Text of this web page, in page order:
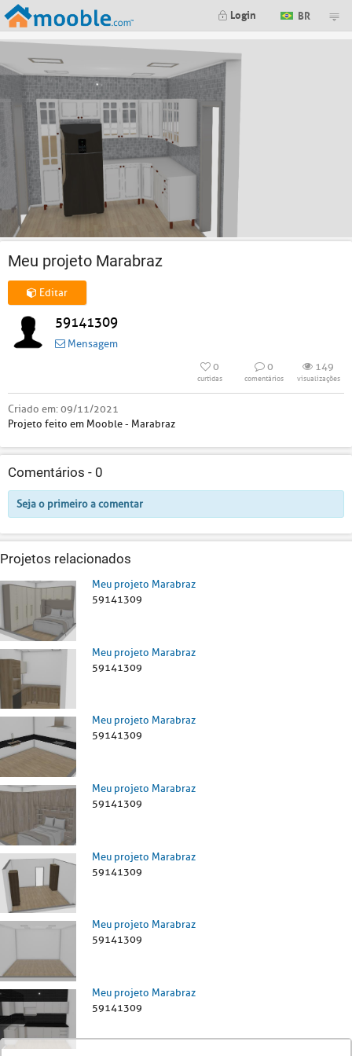
Login BR
Meu projeto Marabraz
Editar
59141309
Mensagem
0
curtidas
0
comentários
149
visualizações
Criado em:09/11/2021
Projeto feito em Mooble - Marabraz
Comentários - 0
Seja o primeiro a comentar
Projetos relacionados
Meu projeto Marabraz
59141309
Meu projeto Marabraz
59141309
Meu projeto Marabraz
59141309
Meu projeto Marabraz
59141309
Meu projeto Marabraz
59141309
Meu projeto Marabraz
59141309
Meu projeto Marabraz
59141309